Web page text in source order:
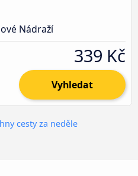
Nádraží
339 Kč
Vyhledat
cesty za neděle